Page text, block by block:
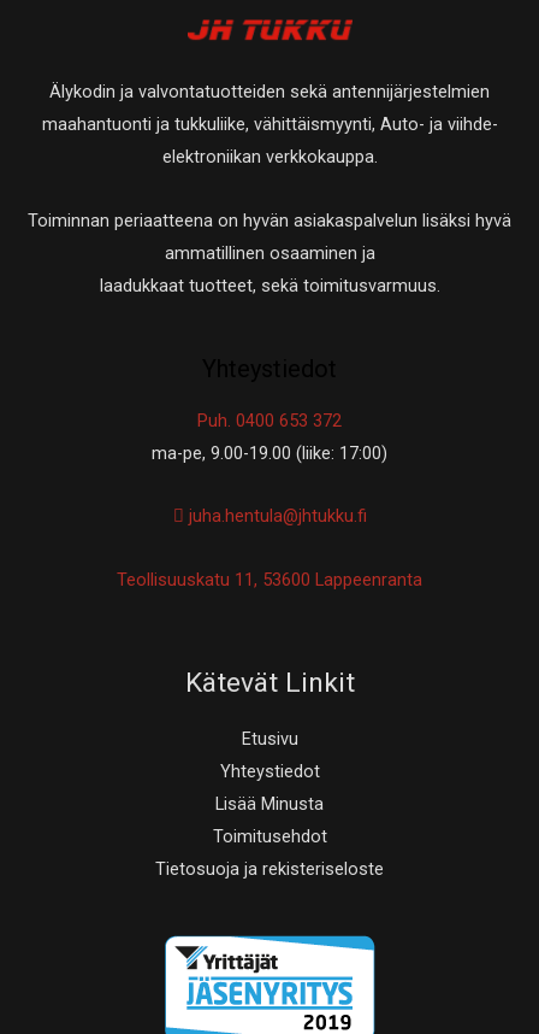
Älykodin ja valvontatuotteiden sekä antennijärjestelmien
maahantuonti ja tukkuliike, vähittäismyynti, Auto- ja viihde-
elektroniikan verkkokauppa.
Toiminnan periaatteena on hyvän asiakaspalvelun lisäksi hyvä
ammatillinen osaaminen ja
laadukkaat tuotteet, sekä toimitusvarmuus.
Puh. 0400 653 372
ma-pe, 9.00-19.00 (liike: 17:00)
juha.hentula@jhtukku.fi
Teollisuuskatu 11, 53600 Lappeenranta
Kätevät Linkit
Etusivu
Yhteystiedot
Lisää Minusta
Toimitusehdot
Tietosuoja ja rekisteriseloste